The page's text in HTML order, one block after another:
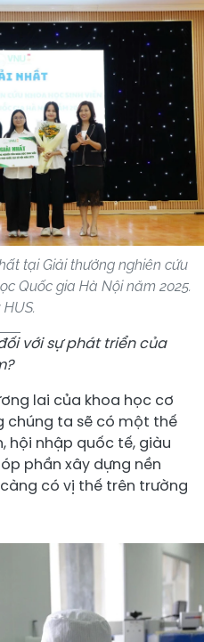
tại Giải thưởng nghiên cứu
Quốc gia Hà Nội năm 2025.
với sự phát triển của
lai của khoa học cơ
chúng ta sẽ có một thế
hội nhập quốc tế, giàu
phần xây dựng nền
có vị thế trên trường